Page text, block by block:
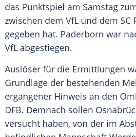
das Punktspiel am Samstag
zwischen dem VfL und dem SC
gegeben hat. Paderborn war
VfL abgestiegen.
Auslöser für die Ermittlungen
Grundlage der bestehenden
ergangener Hinweis an den
DFB. Demnach sollen
versucht haben, von der im